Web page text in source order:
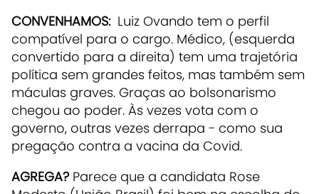
CONVENHAMOS: Luiz Ovando tem o perfil
compatível para o cargo. Médico, (esquerda
convertido para a direita) tem uma trajetória
política sem grandes feitos, mas também sem
máculas graves. Graças ao bolsonarismo
chegou ao poder. Às vezes vota com o
governo, outras vezes derrapa - como sua
pregação contra a vacina da Covid.
AGREGA?Parece que a candidata Rose